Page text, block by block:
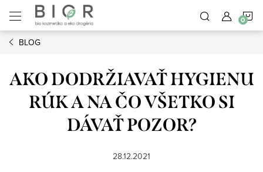
obsah
BLOG
AKO DODRŽIAVAŤ HYGIENU
RÚK A NA ČO VŠETKO SI
DÁVAŤ POZOR?
28.12.2021